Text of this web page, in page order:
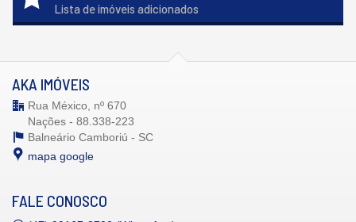
Lista de imóveis adicionados
AKA IMÓVEIS
Rua México, nº 670
Nações - 88.338-223
Balneário Camboriú - SC
mapa google
FALE CONOSCO